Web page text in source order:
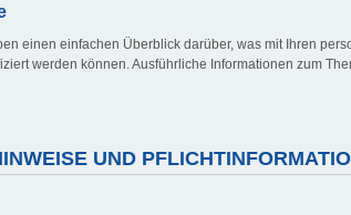
einen einfachen Überblick darüber, was mit Ihren
werden können. Ausführliche Informationen zum
UND